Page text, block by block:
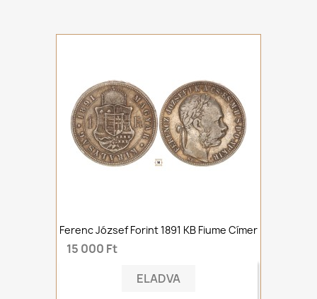
Ferenc József Forint 1891 KB Fiume Címer
15 000 Ft
ELADVA